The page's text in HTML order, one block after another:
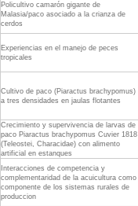
Policultivo camarón gigante de
Malasia/paco asociado a la crianza de
cerdos
Experiencias en el manejo de peces
tropicales
Cultivo de paco (Piaractus brachypomus)
a tres densidades en jaulas flotantes
Crecimiento y supervivencia de larvas de
paco Piaractus brachypomus Cuvier 1818
(Teleostei, Characidae) con alimento
artificial en estanques
Interacciones de competencia y
complementaridad de la acuicultura como
componente de los sistemas rurales de
produccion